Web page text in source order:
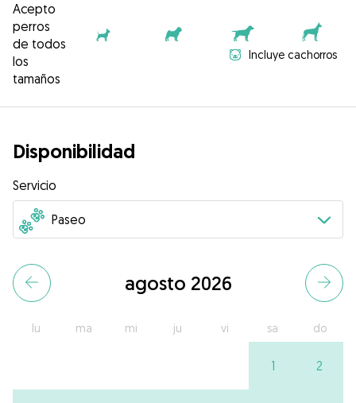
Acepto
perros
de todos
los
tamaños
Incluye cachorros
Disponibilidad
Servicio
agosto 2026
lu ma mi ju vi sa do
1 2